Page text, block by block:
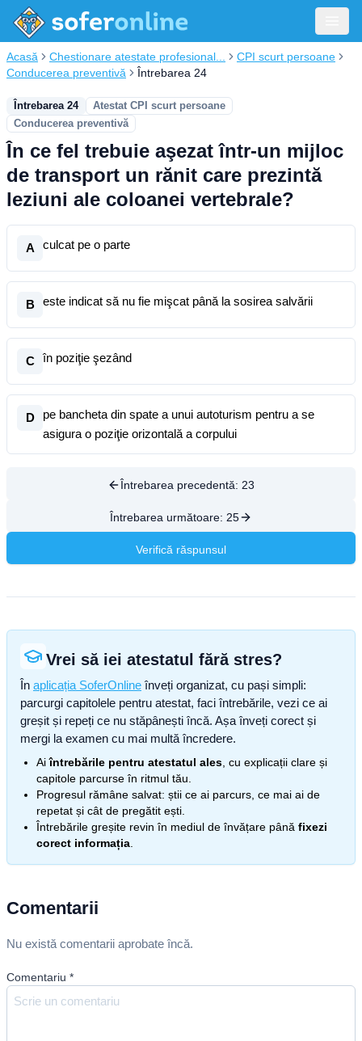
Acasă Chestionare atestate profesional...
CPI scurt persoane
Conducerea preventivă
Întrebarea 24
Întrebarea 24
Atestat CPI scurt persoane
Conducerea preventivă
În ce fel trebuie aşezat într-un mijloc
de transport un rănit care prezintă
leziuni ale coloanei vertebrale?
A culcat pe o parte
B este indicat să nu fie mişcat până la sosirea salvării
C în poziţie şezând
D
pe bancheta din spate a unui autoturism pentru a se
asigura o poziţie orizontală a corpului
Întrebarea precedentă: 23
Întrebarea următoare: 25
Verifică răspunsul
Vrei să iei atestatul fără stres?
În aplicația SoferOnline înveți organizat, cu pași simpli:
parcurgi capitolele pentru atestat, faci întrebările, vezi ce ai
greșit și repeți ce nu stăpânești încă. Așa înveți corect și
mergi la examen cu mai multă încredere.
Aiîntrebările pentru atestatul ales , cu explicații clare și
capitole parcurse în ritmul tău.
Progresul rămâne salvat: știi ce ai parcurs, ce mai ai de
repetat și cât de pregătit ești.
Întrebările greșite revin în mediul de învățare până fixezi
corect informația
Comentarii
Nu există comentarii aprobate încă.
Comentariu *